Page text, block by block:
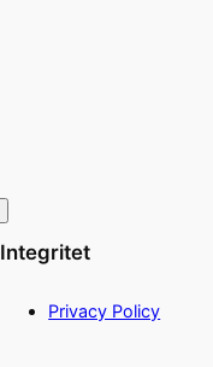
Integritet
Privacy Policy